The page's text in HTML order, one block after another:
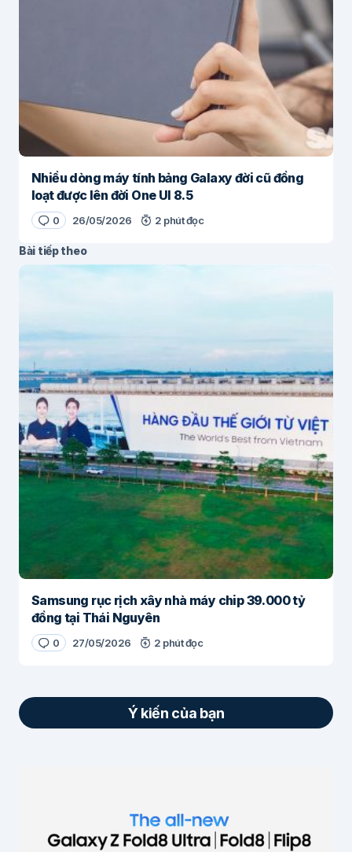
Nhiều dòng máy tính bảng Galaxy đời cũ đồng
loạt được lên đời One UI 8.5
0 26/05/2026 2 phút đọc
Bài tiếp theo
Samsung rục rịch xây nhà máy chip 39.000 tỷ
đồng tại Thái Nguyên
0 27/05/2026 2 phút đọc
Ý kiến của bạn
Các trường bắt buộc được đánh dấu